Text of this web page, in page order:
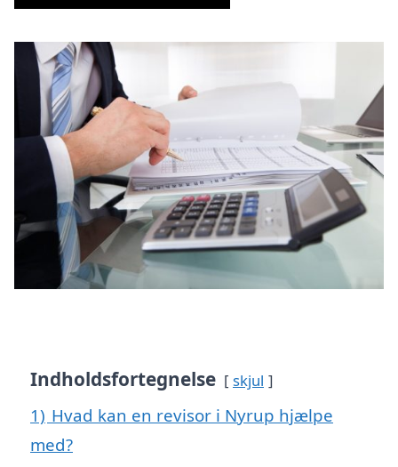
Indholdsfortegnelse skjul
1) Hvad kan en revisor i Nyrup hjælpe
med?